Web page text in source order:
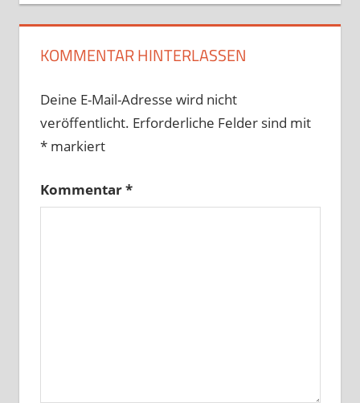
KOMMENTAR HINTERLASSEN
Deine E-Mail-Adresse wird nicht
veröffentlicht. Erforderliche Felder sind mit
*markiert
Kommentar*